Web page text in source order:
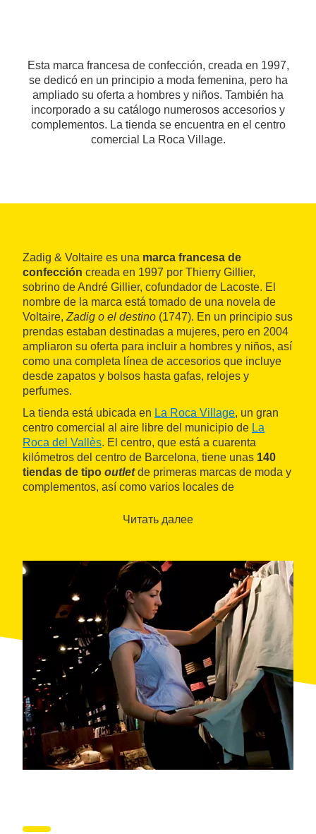
Esta marca francesa de confección, creada en 1997,
se dedicó en un principio a moda femenina, pero ha
ampliado su oferta a hombres y niños. También ha
incorporado a su catálogo numerosos accesorios y
complementos. La tienda se encuentra en el centro
comercial La Roca Village.
Zadig & Voltaire es una marca francesa de
confección creada en 1997 por Thierry Gillier,
sobrino de André Gillier, cofundador de Lacoste. El
nombre de la marca está tomado de una novela de
Voltaire, Zadig o el destino (1747). En un principio sus
prendas estaban destinadas a mujeres, pero en 2004
ampliaron su oferta para incluir a hombres y niños, así
como una completa línea de accesorios que incluye
desde zapatos y bolsos hasta gafas, relojes y
perfumes.
La tienda está ubicada en La Roca Village, un gran
centro comercial al aire libre del municipio de La
Roca del Vallès. El centro, que está a cuarenta
kilómetros del centro de Barcelona, tiene unas 140
tiendas de tipo outletde primeras marcas de moda y
complementos, así como varios locales de
Читать далее